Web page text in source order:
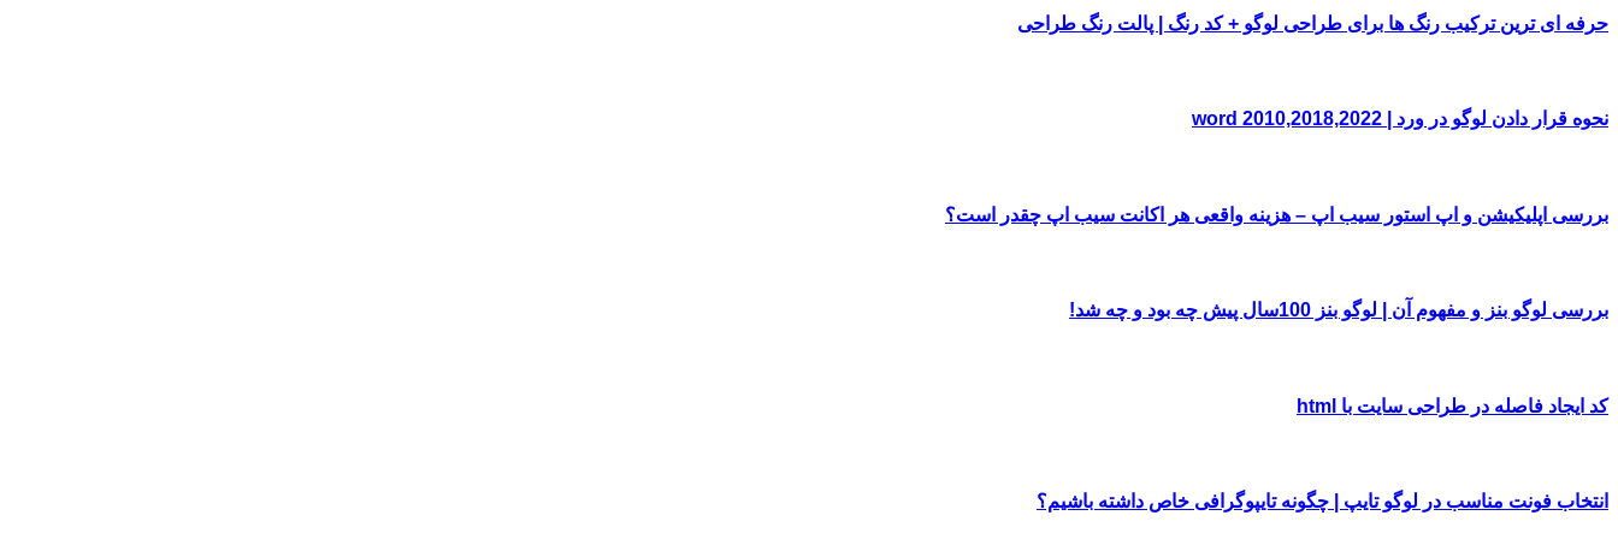
حرفه ای ترین ترکیب رنگ ها برای طراحی لوگو + کد رنگ | پالت رنگ طراحی
نحوه قرار دادن لوگو در ورد | word 2010,2018,2022
بررسی اپلیکیشن و اپ استور سیب اپ – هزینه واقعی هر اکانت سیب اپ چقدر است؟
بررسی لوگو بنز و مفهوم آن | لوگو بنز 100سال پیش چه بود و چه شد!
کد ایجاد فاصله در طراحی سایت با html
انتخاب فونت مناسب در لوگو تایپ | چگونه تایپوگرافی خاص داشته باشیم؟